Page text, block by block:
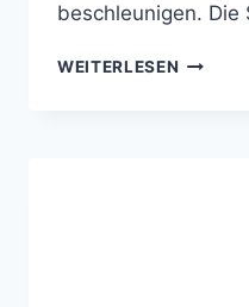
beschleunigen.
WEITERLESEN